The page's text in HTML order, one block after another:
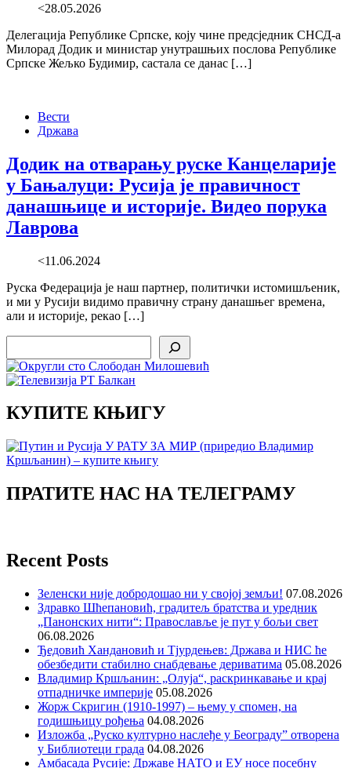
<28.05.2026
Делегација Републике Српске, коју чине предсједник СНСД-а
Милорад Додик и министар унутрашњих послова Републике
Српске Жељко Будимир, састала се данас […]
Вести
Држава
Додик на отварању руске Канцеларије
у Бањалуци: Русија је правичност
данашњице и историје. Видео порука
Лаврова
<11.06.2024
Руска Федерација је наш партнер, политички истомишљеник,
и ми у Русији видимо правичну страну данашњег времена,
али и историје, рекао […]
КУПИТЕ КЊИГУ
ПРАТИТЕ НАС НА ТЕЛЕГРАМУ
Recent Posts
Зеленски није добродошао ни у својој земљи! 07.08.2026
Здравко Шћепановић, градитељ братства и уредник
„Панонских нити“: Православље је пут у бољи свет
06.08.2026
Ђедовић Хандановић и Тјурдењев: Држава и НИС ће
обезбедити стабилно снабдевање дериватима 05.08.2026
Владимир Кршљанин: „Олуја“, раскринкавање и крај
отпадничке империје 05.08.2026
Жорж Скригин (1910-1997) – њему у спомен, на
годишњицу рођења 04.08.2026
Изложба „Руско културно наслеђе у Београду” отворена
у Библиотеци града 04.08.2026
Амбасада Русије: Државе НАТО и ЕУ носе посебну